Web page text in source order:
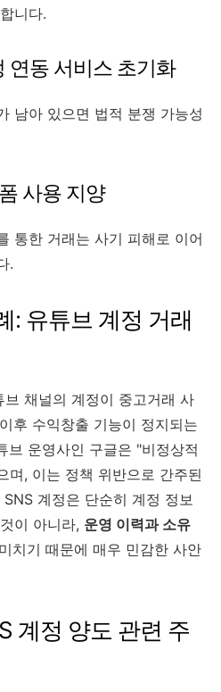
니다.
연동 서비스 초기화
남아 있으면 법적 분쟁 가능성
사용 지양
통한 거래는 사기 피해로 이어
.
: 유튜브 계정 거래
채널의 계정이 중고거래 사
후 수익창출 기능이 정지되는
브 운영사인 구글은 "비정상적
며, 이는 정책 위반으로 간주된
계정은 단순히 계정 정보
이 아니라, 운영 이력과 소유
치기 때문에 매우 민감한 사안
계정 양도 관련 주